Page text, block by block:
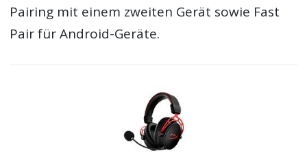
Pairing mit einem zweiten Gerät sowie Fast
Pair für Android-Geräte.